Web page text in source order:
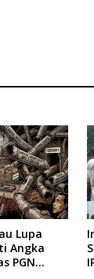
Lupa
Angka
PGN